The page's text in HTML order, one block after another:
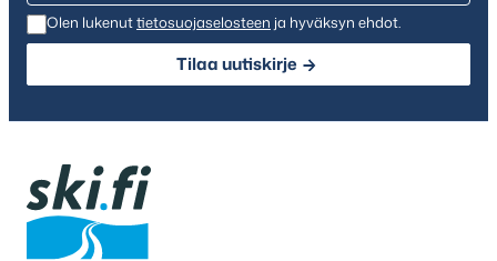
Olen lukenuttietosuojaselosteen ja hyväksyn ehdot.
Tilaa uutiskirje